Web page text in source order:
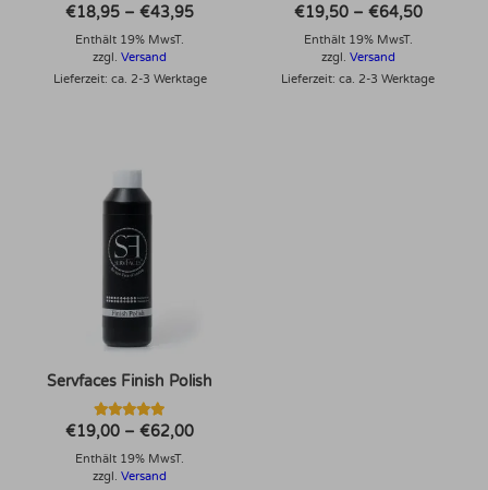
Bewertet mit
4.93
von 5
€18,95 –€43,95Preisspanne:
Enthält 19% MwsT.
zzgl.Versand
Lieferzeit: ca. 2-3 Werktage
Bewertet mit
5.00
von 5
€19,50 – €64,50
Enthält 19% MwsT.
zzgl. Versand
Lieferzeit: ca. 2-3 Werktage
Servfaces Finish Polish
Bewertet mit
von 5
€19,00 –€62,00Preisspanne:
Enthält 19% MwsT.
zzgl.Versand